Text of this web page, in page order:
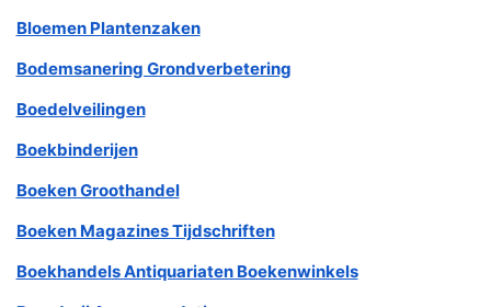
Bloemen Plantenzaken
Bodemsanering Grondverbetering
Boedelveilingen
Boekbinderijen
Boeken Groothandel
Boeken Magazines Tijdschriften
Boekhandels Antiquariaten Boekenwinkels